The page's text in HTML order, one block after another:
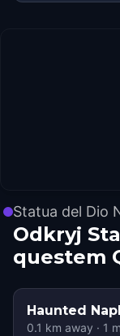
Statua del Dio
Odkryj
questem
Haunted
0.1 km away · 1